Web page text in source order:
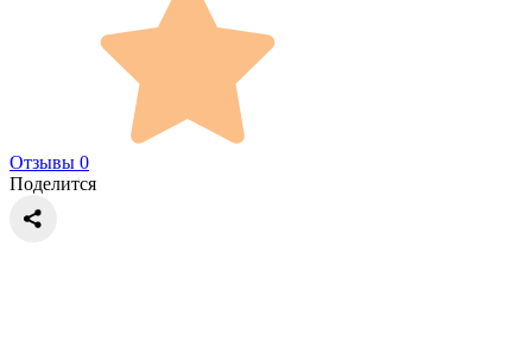
Отзывы 0
Поделится